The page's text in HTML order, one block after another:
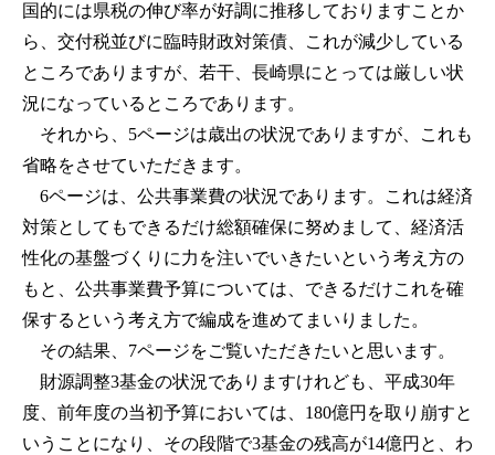
国的には県税の伸び率が好調に推移しておりますことか
ら、交付税並びに臨時財政対策債、これが減少している
ところでありますが、若干、長崎県にとっては厳しい状
況になっているところであります。
それから、5ページは歳出の状況でありますが、これも
省略をさせていただきます。
6ページは、公共事業費の状況であります。これは経済
対策としてもできるだけ総額確保に努めまして、経済活
性化の基盤づくりに力を注いでいきたいという考え方の
もと、公共事業費予算については、できるだけこれを確
保するという考え方で編成を進めてまいりました。
その結果、7ページをご覧いただきたいと思います。
財源調整3基金の状況でありますけれども、平成30年
度、前年度の当初予算においては、180億円を取り崩すと
いうことになり、その段階で3基金の残高が14億円と、わ